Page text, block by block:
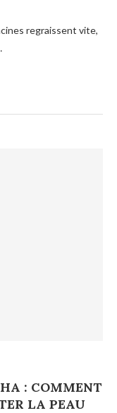
regraissent vite,
: COMMENT
LA PEAU